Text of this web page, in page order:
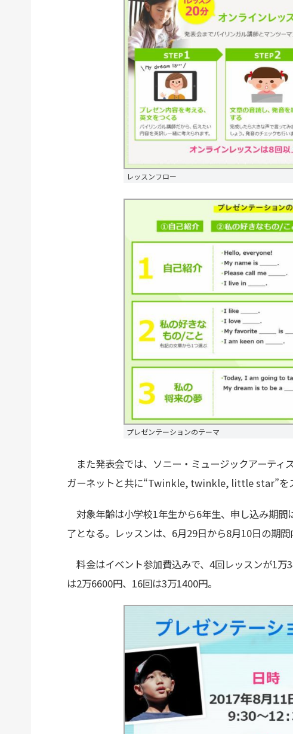
レッスンフロー
プレゼンテーションのテーマ
また発表会では、ソニー・ミュージックアーティ
ガーネットと共に“Twinkle, twinkle, little star”を
対象年齢は小学校1年生から6年生、申し込み期
了となる。レッスンは、6月29日から8月10日の期間
料金はイベント参加費込みで、4回レッスンが1
は2万6600円、16回は3万1400円。